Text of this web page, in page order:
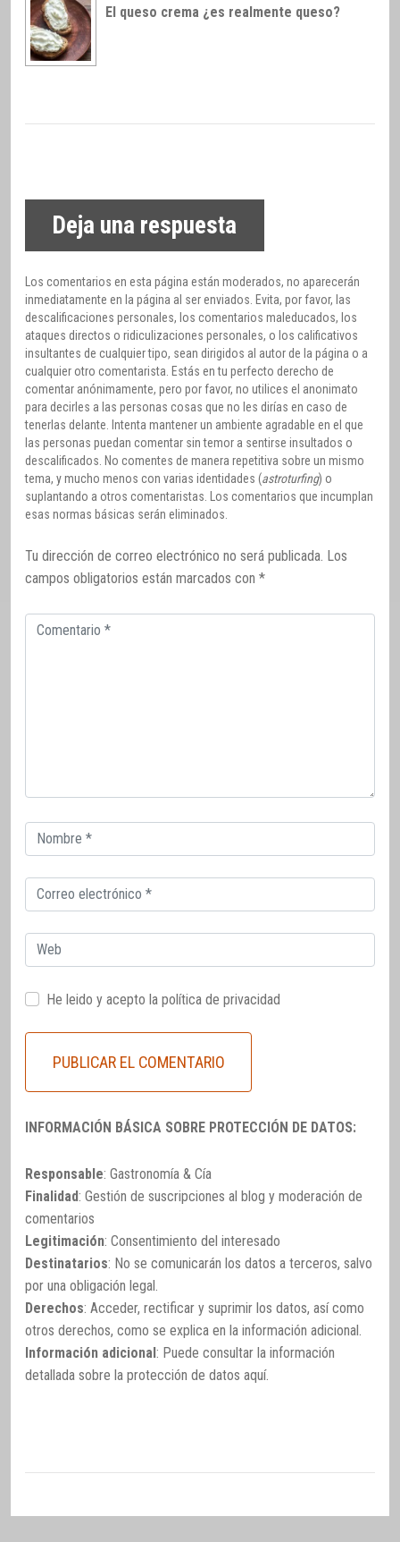
El queso crema ¿es realmente queso?
Deja una respuesta
Los comentarios en esta página están moderados, no aparecerán
inmediatamente en la página al ser enviados. Evita, por favor, las
descalificaciones personales, los comentarios maleducados, los
ataques directos o ridiculizaciones personales, o los calificativos
insultantes de cualquier tipo, sean dirigidos al autor de la página o a
cualquier otro comentarista. Estás en tu perfecto derecho de
comentar anónimamente, pero por favor, no utilices el anonimato
para decirles a las personas cosas que no les dirías en caso de
tenerlas delante. Intenta mantener un ambiente agradable en el que
las personas puedan comentar sin temor a sentirse insultados o
descalificados. No comentes de manera repetitiva sobre un mismo
tema, y mucho menos con varias identidades (astroturfing) o
suplantando a otros comentaristas. Los comentarios que incumplan
esas normas básicas serán eliminados.
Tu dirección de correo electrónico no será publicada. Los
campos obligatorios están marcados con *
Comentario
Correo
electrónico
Correo
electrónico
Web
He leido y acepto la política de privacidad
INFORMACIÓN BÁSICA SOBRE PROTECCIÓN DE DATOS:
Responsable: Gastronomía & Cía
Finalidad: Gestión de suscripciones al blog y moderación de
comentarios
Legitimación: Consentimiento del interesado
Destinatarios: No se comunicarán los datos a terceros, salvo
por una obligación legal.
Derechos: Acceder, rectificar y suprimir los datos, así como
otros derechos, como se explica en la información adicional.
Información adicional: Puede consultar la información
detallada sobre la protección de datos aquí.